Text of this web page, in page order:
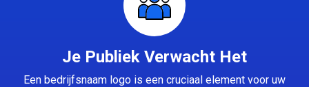
Je Publiek Verwacht Het
Een bedrijfsnaam logo is een cruciaal element voor uw